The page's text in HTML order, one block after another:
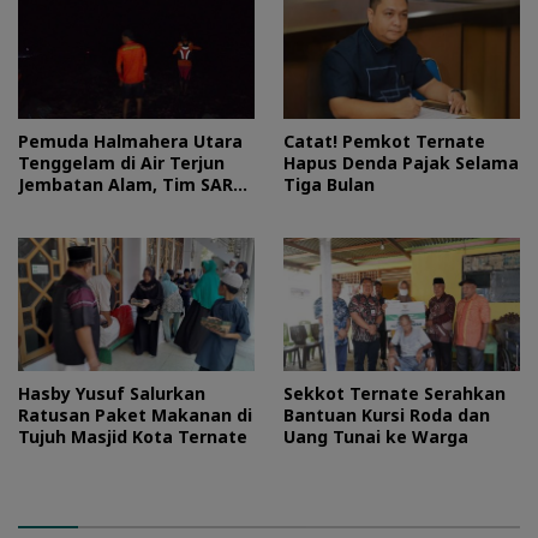
Pemuda Halmahera Utara
Tenggelam di Air Terjun
Jembatan Alam, Tim SAR
Catat! Pemkot Ternate
Hapus Denda Pajak Selama
Tiga Bulan
Hasby Yusuf Salurkan
Ratusan Paket Makanan di
Tujuh Masjid Kota Ternate
Sekkot Ternate Serahkan
Bantuan Kursi Roda dan
Uang Tunai ke Warga